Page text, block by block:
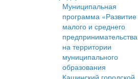
Муниципальная
программа «Развитие
малого и среднего
предпринимательства
на территории
муниципального
образования